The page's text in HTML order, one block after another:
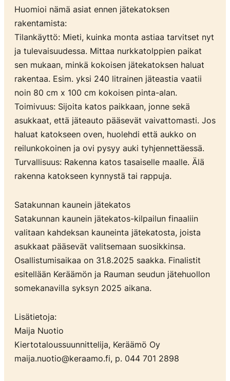
Huomioi nämä asiat ennen jätekatoksen
rakentamista:
Tilankäyttö: Mieti, kuinka monta astiaa tarvitset nyt
ja tulevaisuudessa. Mittaa nurkkatolppien paikat
sen mukaan, minkä kokoisen jätekatoksen haluat
rakentaa. Esim. yksi 240 litrainen jäteastia vaatii
noin 80 cm x 100 cm kokoisen pinta-alan.
Toimivuus: Sijoita katos paikkaan, jonne sekä
asukkaat, että jäteauto pääsevät vaivattomasti. Jos
haluat katokseen oven, huolehdi että aukko on
reilunkokoinen ja ovi pysyy auki tyhjennettäessä.
Turvallisuus: Rakenna katos tasaiselle maalle. Älä
rakenna katokseen kynnystä tai rappuja.
Satakunnan kaunein jätekatos
Satakunnan kaunein jätekatos-kilpailun finaaliin
valitaan kahdeksan kauneinta jätekatosta, joista
asukkaat pääsevät valitsemaan suosikkinsa.
Osallistumisaikaa on 31.8.2025 saakka. Finalistit
esitellään Keräämön ja Rauman seudun jätehuollon
somekanavilla syksyn 2025 aikana.
Lisätietoja:
Maija Nuotio
Kiertotaloussuunnittelija, Keräämö Oy
maija.nuotio@keraamo.fi, p. 044 701 2898